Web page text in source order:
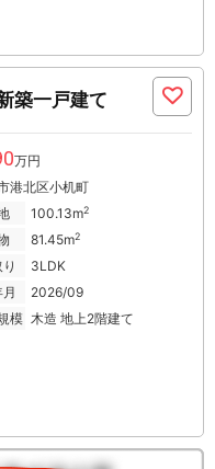
築一戸建て
万円
港北区小机町
100.13m2
81.45m2
3LDK
2026/09
模 木造 地上2階建て